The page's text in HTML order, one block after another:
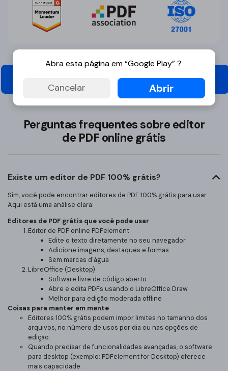
Editar texto em PDF online
Perguntas frequentes sobre editor
de PDF online grátis
Existe um editor de PDF 100% grátis?
Sim, você pode encontrar editores de PDF 100% grátis para usar.
Aqui está uma análise clara:
Editores de PDF grátis que você pode usar
Editor de PDF online PDFelement
Edite o texto diretamente no seu navegador
Adicione imagens, destaques e formas
Sem marcas d'água
LibreOffice (Desktop)
Software livre de código aberto
Abre e edita PDFs usando o LibreOffice Draw
Melhor para edição moderada offline
Coisas para manter em mente
Editores 100% grátis podem impor limites no tamanho dos
arquivos, no número de usos por dia ou nas opções de
edição.
Quando precisar de funcionalidades avançadas, o software
para desktop (exemplo: PDFelement for Desktop) oferece
mais capacidade.
Abra esta página em “Google Play”？
Cancelar Abrir